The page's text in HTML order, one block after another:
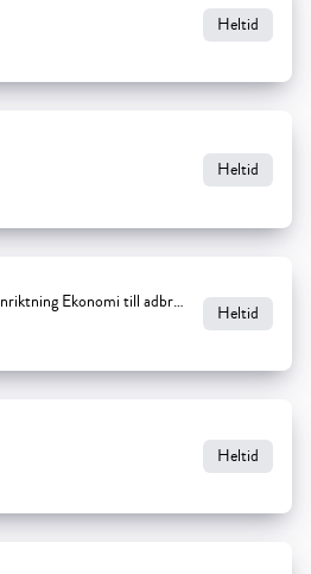
Heltid
Heltid
IT-konsult med inriktning Ekonomi till adbriq
Heltid
Heltid